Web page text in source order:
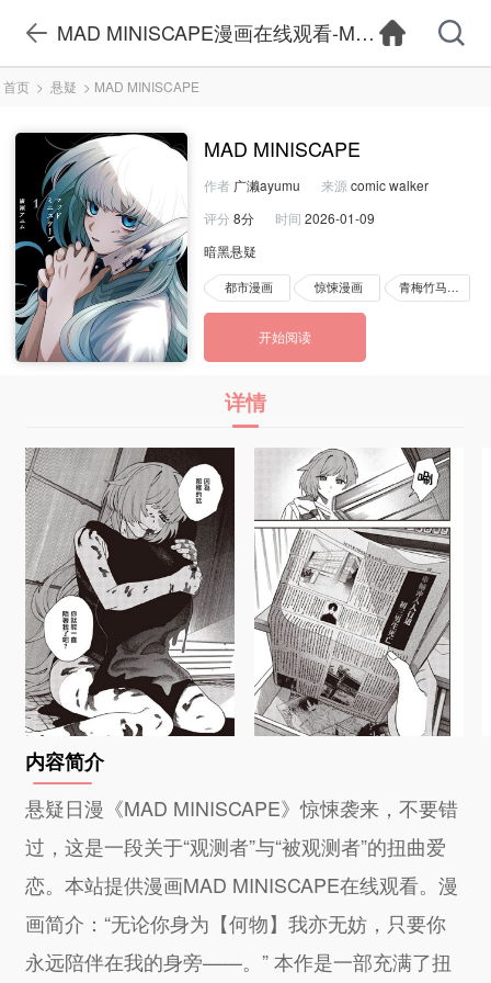
MAD MINISCAPE漫画在线观看-MAD
首页 > 悬疑 > MAD MINISCAPE
MAD MINISCAPE
作者 广濑ayumu 来源 comic walker
评分 8分 时间 2026-01-09
暗黑悬疑
都市漫画 惊悚漫画 青梅竹马漫画
开始阅读
详情
内容简介
悬疑日漫《MAD MINISCAPE》惊悚袭来，不要错
过，这是一段关于“观测者”与“被观测者”的扭曲爱
恋。本站提供漫画MAD MINISCAPE在线观看。漫
画简介：“无论你身为【何物】我亦无妨，只要你
永远陪伴在我的身旁——。” 本作是一部充满了扭